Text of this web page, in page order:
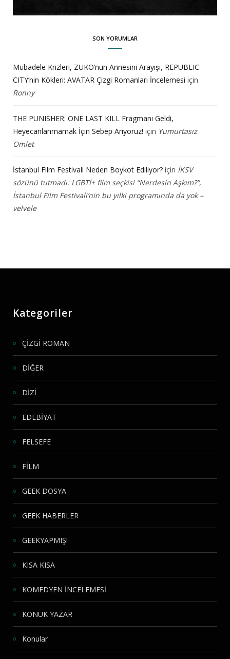
SON YORUMLAR
Mübadele Krizleri, ZUKO’nun Annesini Arayışı, REPUBLIC
CITY’nin Kökleri: AVATAR Çizgi Romanları İncelemesi için
Ronny
THE PUNISHER: ONE LAST KILL Fragmanı Geldi,
Heyecanlanmamak İçin Sebep Arıyoruz! için Yumurtasız
Omlet
İstanbul Film Festivali Neden Boykot Ediliyor? için İKSV
sözünü tutmadı: LGBTİ+ film seçkisi “Nerdesin Aşkım?”,
İstanbul Film Festivali’nin bu yılki programında da yok –
velvele
Kategoriler
ÇİZGİ ROMAN
DİĞER
DİZİ
EDEBİYAT
FELSEFE
FİLM
GEEK DOSYA
GEEK HABERLER
GEEKYAPMIŞ!
KISA KISA
KOMEDYEN İNCELEMESİ
KONUK YAZAR
Konular